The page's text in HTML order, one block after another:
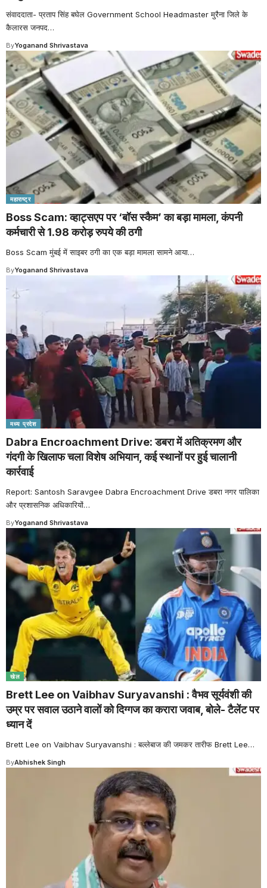
संवाददाता- प्रताप सिंह बघेल Government School Headmaster मुरैना जिले के
कैलारस जनपद…
ByYoganand Shrivastava
महाराष्ट्र
Boss Scam: व्हाट्सएप पर ‘बॉस स्कैम’ का बड़ा मामला, कंपनी
कर्मचारी से 1.98 करोड़ रुपये की ठगी
Boss Scam मुंबई में साइबर ठगी का एक बड़ा मामला सामने आया…
ByYoganand Shrivastava
मध्य प्रदेश
Dabra Encroachment Drive: डबरा में अतिक्रमण और
गंदगी के खिलाफ चला विशेष अभियान, कई स्थानों पर हुई चालानी
कार्रवाई
Report: Santosh Saravgee Dabra Encroachment Drive डबरा नगर पालिका
और प्रशासनिक अधिकारियों…
ByYoganand Shrivastava
खेल
Brett Lee on Vaibhav Suryavanshi : वैभव सूर्यवंशी की
उम्र पर सवाल उठाने वालों को दिग्गज का करारा जवाब, बोले- टैलेंट पर
ध्यान दें
Brett Lee on Vaibhav Suryavanshi : बल्लेबाज की जमकर तारीफ Brett Lee…
ByAbhishek Singh